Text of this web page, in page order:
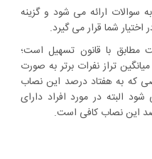
سوالات ارائه می شود و گزینه
شما قرار می گیرد.
مطابق با قانون تسهیل است؛
تراز نفرات برتر به صورت
که به هفتاد درصد این نصاب
البته در مورد افراد دارای
این نصاب کافی است.